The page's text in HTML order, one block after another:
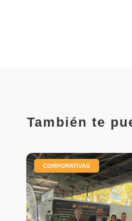
También te
CORPORATIVAS